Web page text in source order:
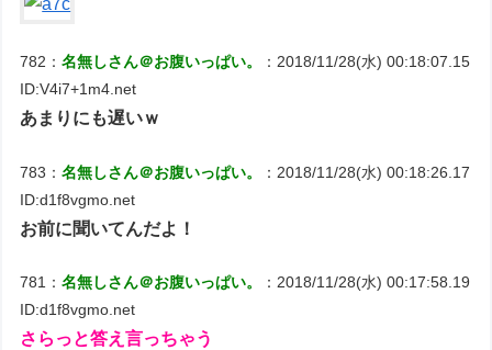
782：名無しさん＠お腹いっぱい。
：2018/11/28(水) 00:18:07.15
ID:V4i7+1m4.net
あまりにも遅いｗ
783：名無しさん＠お腹いっぱい。
：2018/11/28(水) 00:18:26.17
ID:d1f8vgmo.net
お前に聞いてんだよ！
781：名無しさん＠お腹いっぱい。
：2018/11/28(水) 00:17:58.19
ID:d1f8vgmo.net
さらっと答え言っちゃう